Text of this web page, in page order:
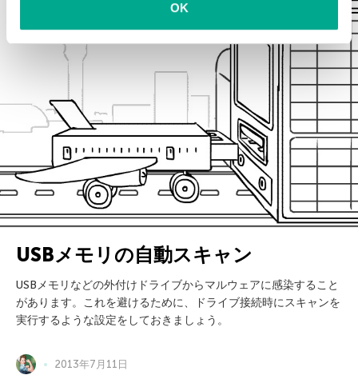
OK
USBメモリの自動スキャン
USBメモリなどの外付けドライブからマルウェアに感染すること
があります。これを避けるために、ドライブ接続時にスキャンを
実行するような設定をしておきましょう。
2013年7月11日